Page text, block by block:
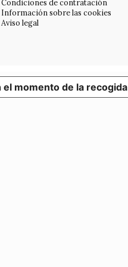
Condiciones de contratación
Información sobre las cookies
Aviso legal
el momento de la recogida